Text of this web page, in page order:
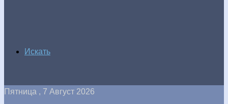
Искать
Пятница , 7 Август 2026